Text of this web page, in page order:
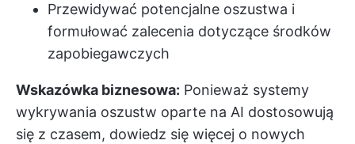
Przewidywać potencjalne oszustwa i
formułować zalecenia dotyczące środków
zapobiegawczych
Wskazówka biznesowa: Ponieważ systemy
wykrywania oszustw oparte na AI dostosowują
się z czasem, dowiedz się więcej o nowych